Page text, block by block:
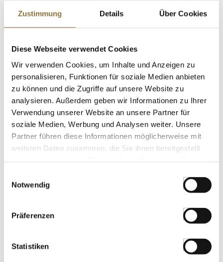
Zustimmung Details Über Cookies
Diese Webseite verwendet Cookies
Wir verwenden Cookies, um Inhalte und Anzeigen zu
personalisieren, Funktionen für soziale Medien anbieten
zu können und die Zugriffe auf unsere Website zu
analysieren. Außerdem geben wir Informationen zu Ihrer
Verwendung unserer Website an unsere Partner für
soziale Medien, Werbung und Analysen weiter. Unsere
Partner führen diese Informationen möglicherweise mit
weiteren Daten zusammen, die Sie ihnen bereitgestellt
Notwendig
Präferenzen
Statistiken
€ 56,16/ kg
LEBENSMITTELKENNZEICHNUNGEN
Art.Nr.:33990
€ 87,86 / kg